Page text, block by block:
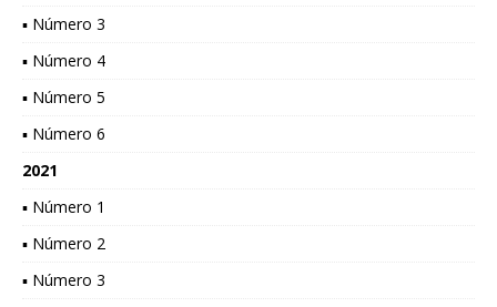
▪ Número 3
▪ Número 4
▪ Número 5
▪ Número 6
2021
▪ Número 1
▪ Número 2
▪ Número 3